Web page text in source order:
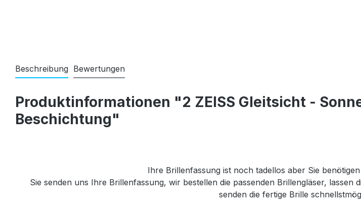
Beschreibung Bewertungen
Produktinformationen "2 ZEISS Gleitsicht -
Beschichtung"
Ihre Brillenfassung ist noch tadellos aber Sie
Sie senden uns Ihre Brillenfassung, wir bestellen die passenden Brillengläser,
senden die fertige Brille